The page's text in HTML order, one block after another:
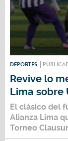
DEPORTES
Revive lo
Lima sobre
El clásico del
Alianza Lima
Torneo